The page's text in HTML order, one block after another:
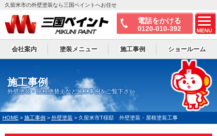
電話をかける
0120-010-392 MENU
久留米市の外壁塗装なら三国ペイントへお任せ
会社案内 塗装メニュー 施工事例 ショールーム
施工事例
外壁塗装・屋根塗替えなど施工事例をご覧下さい
HOME > 施工事例 > 外壁塗装 > 久留米市T様邸 外壁塗装・屋根塗装工事